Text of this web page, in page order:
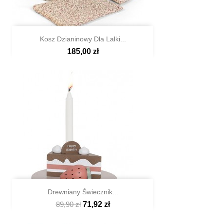
Szybki podgląd
Kosz Dzianinowy Dla Lalki...
185,00 zł
Szybki podgląd
Drewniany Świecznik...
89,90 zł 71,92 zł